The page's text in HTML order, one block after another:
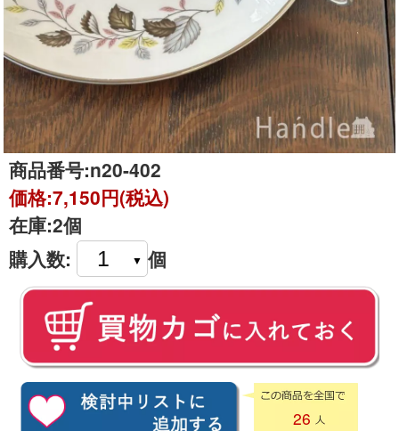
商品番号:n20-402
価格:7,150円(税込)
在庫:2個
購入数:
個
26